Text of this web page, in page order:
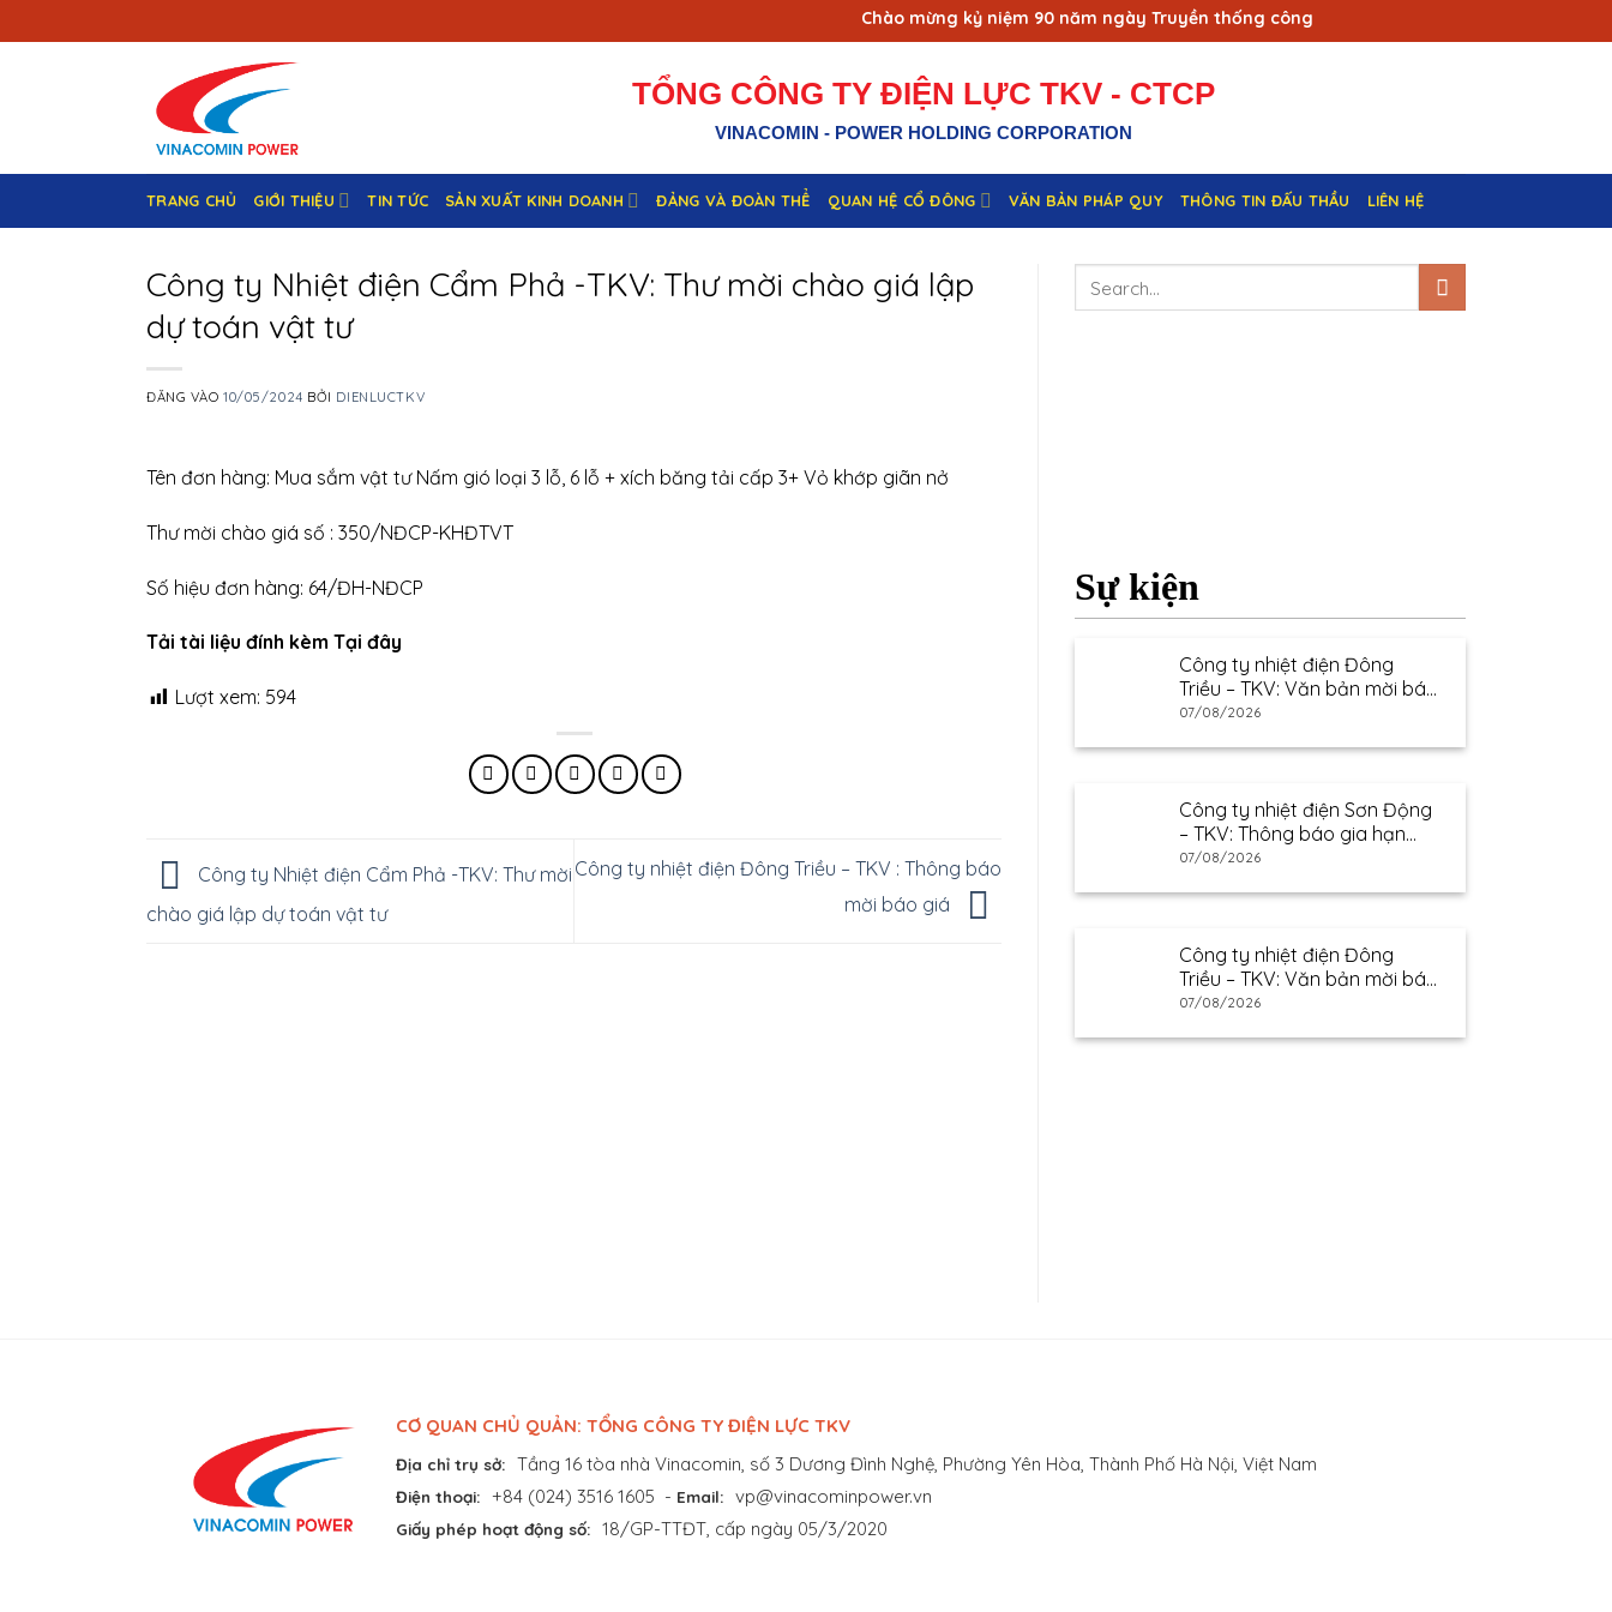
qua
Chào mừng kỷ niệm 90 năm ngày Truyền thống công nhân Vùng mỏ - Truyền thống ngành
TỔNG CÔNG TY ĐIỆN LỰC TKV - CTCP
VINACOMIN - POWER HOLDING CORPORATION
TRANG CHỦ GIỚI THIỆU TIN TỨC SẢN XUẤT KINH DOANH ĐẢNG VÀ ĐOÀN THỂ QUAN HỆ CỔ ĐÔNG VĂN BẢN PHÁP QUY THÔNG TIN ĐẤU THẦU LIÊN HỆ
Công ty Nhiệt điện Cẩm Phả -TKV: Thư mời chào giá lập
dự toán vật tư
ĐĂNG VÀO10/05/2024 BỞI DIENLUCTKV
Tên đơn hàng: Mua sắm vật tư Nấm gió loại 3 lỗ, 6 lỗ + xích băng tải cấp 3+ Vỏ khớp giãn nở
Thư mời chào giá số : 350/NĐCP-KHĐTVT
Số hiệu đơn hàng: 64/ĐH-NĐCP
Tải tài liệu đính kèm Tại đây
Lượt xem: 594
Công ty Nhiệt điện Cẩm Phả -TKV: Thư mời
chào giá lập dự toán vật tư
Công ty nhiệt điện Đông Triều – TKV : Thông báo
mời báo giá
Sự kiện
Công ty nhiệt điện Đông
Triều – TKV: Văn bản mời báo
giá
07/08/2026
Công ty nhiệt điện Sơn Động
– TKV: Thông báo gia hạn
thư mời báo giá
07/08/2026
Công ty nhiệt điện Đông
Triều – TKV: Văn bản mời báo
giá
07/08/2026
CƠ QUAN CHỦ QUẢN: TỔNG CÔNG TY ĐIỆN LỰC TKV
Địa chỉ trụ sở: Tầng 16 tòa nhà Vinacomin, số 3 Dương Đình Nghệ, Phường Yên Hòa, Thành Phố Hà Nội, Việt Nam
Điện thoại: +84 (024) 3516 1605 - Email: vp@vinacominpower.vn
Giấy phép hoạt động số: 18/GP-TTĐT, cấp ngày 05/3/2020